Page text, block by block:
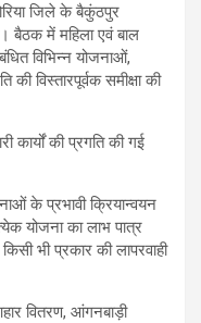
जिले के बैकुंठपुर
बैठक में महिला एवं बाल
विभिन्न योजनाओं,
विस्तारपूर्वक समीक्षा की
के प्रभावी क्रियान्वयन
योजना का लाभ पात्र
भी प्रकार की लापरवाही
वितरण, आंगनबाड़ी